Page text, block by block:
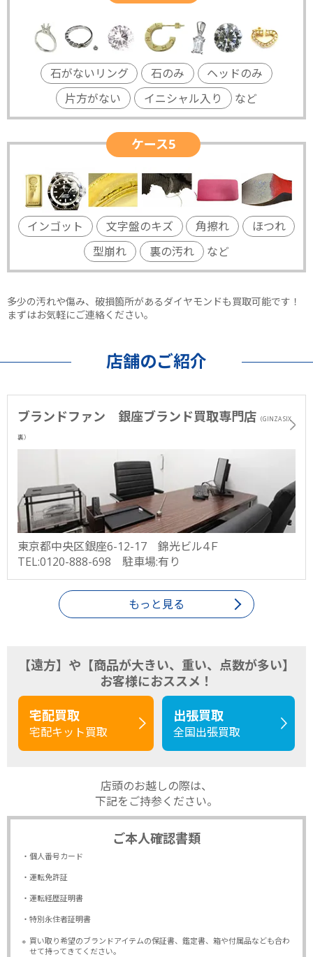
石がないリング 石のみ
ヘッドのみ
片方がない
イニシャル入り など
ケース5
インゴット 文字盤のキズ 角擦れ
ほつれ
型崩れ
裏の汚れ など
多少の汚れや傷み、破損箇所があるダイヤモンドも買取可能です！
まずはお気軽にご連絡ください。
店舗のご紹介
ブランドファン 銀座ブランド買取専門店 （GINZA SIX
裏）
東京都中央区銀座6-12-17 錦光ビル4Ｆ
TEL:0120-888-698 駐車場:有り
もっと見る
【遠方】や【商品が大きい、重い、点数が多い】
お客様におススメ！
宅配買取
宅配キット買取
出張買取
全国出張買取
店頭のお越しの際は、
下記をご持参ください。
ご本人確認書類
・個人番号カード
・運転免許証
・運転経歴証明書
・特別永住者証明書
※ 買い取り希望のブランドアイテムの保証書、鑑定書、箱や付属品なども合わ
せて持ってきてください。